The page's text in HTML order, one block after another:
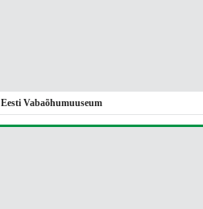
Eesti Vabaõhumuuseum